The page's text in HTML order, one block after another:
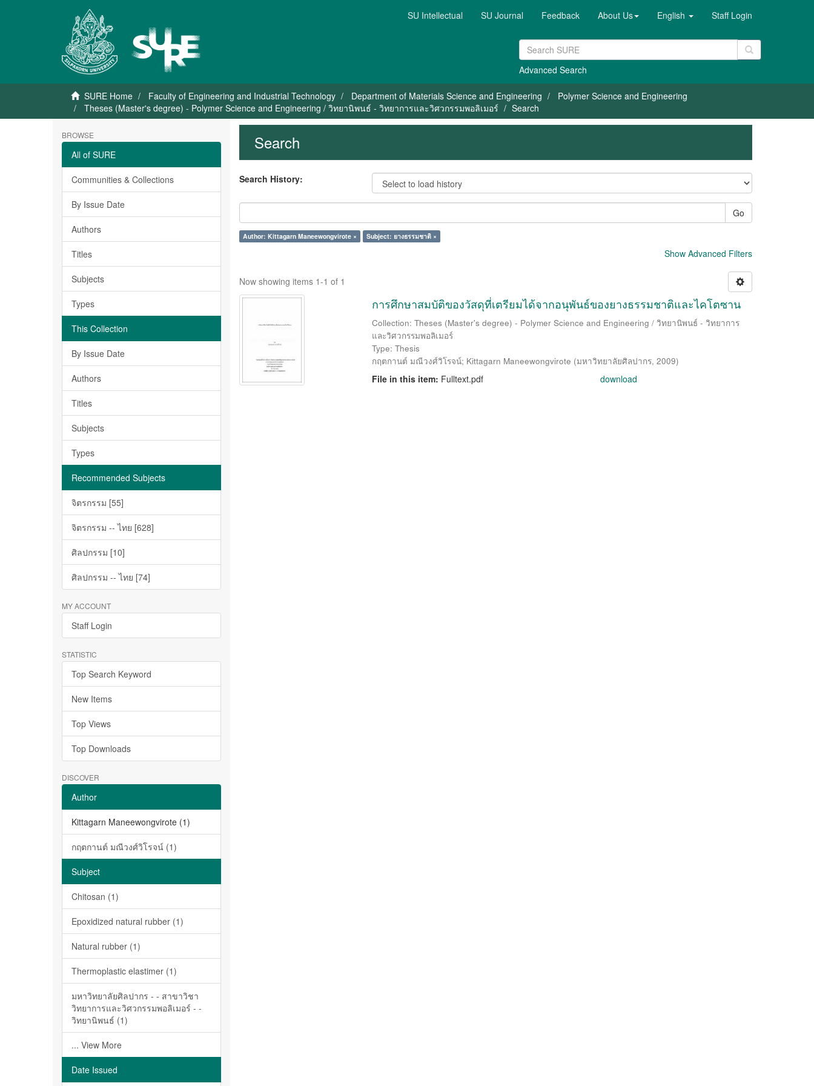
SU Intellectual SU Journal Feedback About Us English Staff Login
Advanced Search
SURE Home Faculty of Engineering and Industrial Technology Department of Materials Science and Engineering
Polymer Science and Engineering
Theses (Master's degree) - Polymer Science and Engineering / วิทยานิพนธ์ - วิทยาการและวิศวกรรมพอลิเมอร์
Search
BROWSE
All of SURE
Communities & Collections
By Issue Date
Authors
Titles
Subjects
Types
This Collection
By Issue Date
Authors
Titles
Subjects
Types
Recommended Subjects
จิตรกรรม [55]
จิตรกรรม -- ไทย [628]
ศิลปกรรม [10]
ศิลปกรรม -- ไทย [74]
MY ACCOUNT
Staff Login
STATISTIC
Top Search Keyword
New Items
Top Views
Top Downloads
DISCOVER
Author
Kittagarn Maneewongvirote (1)
กฤตกานต์ มณีวงศ์วิโรจน์ (1)
Subject
Chitosan (1)
Epoxidized natural rubber (1)
Natural rubber (1)
Thermoplastic elastimer (1)
มหาวิทยาลัยศิลปากร - - สาขาวิชา
วิทยาการและวิศวกรรมพอลิเมอร์ - -
วิทยานิพนธ์ (1)
... View More
Date Issued
Search
Search History:
Go
Author: Kittagarn Maneewongvirote × Subject: ยางธรรมชาติ ×
Show Advanced Filters
Now showing items 1-1 of 1
การศึกษาสมบัติของวัสดุที่เตรียมได้จากอนุพันธ์ของยางธรรมชาติและไคโตซาน
Collection: Theses (Master's degree) - Polymer Science and Engineering / วิทยานิพนธ์ - วิทยาการ
และวิศวกรรมพอลิเมอร์
Type: Thesis
กฤตกานต์ มณีวงศ์วิโรจน์; Kittagarn Maneewongvirote (มหาวิทยาลัยศิลปากร, 2009)
File in this item: Fulltext.pdf download